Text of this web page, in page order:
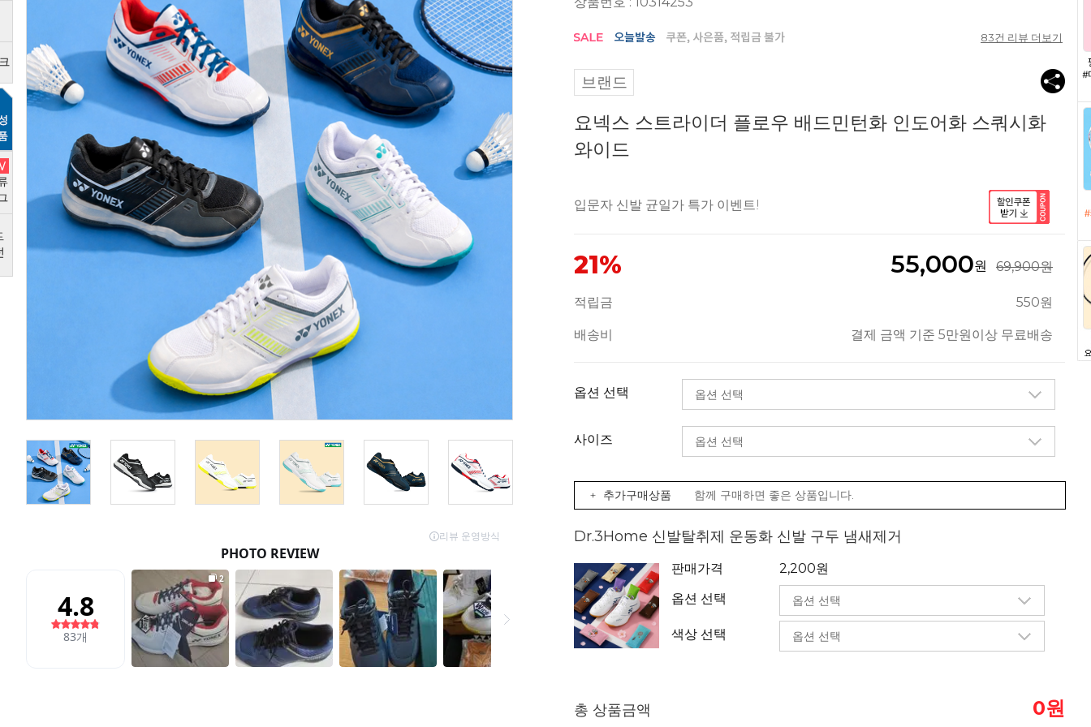
83건 리뷰 더보기
브랜드
요넥스 스트라이더 플로우 배드민턴화 인도어화 스쿼시화
와이드
입문자 신발 균일가 특가 이벤트!
21% 55,000원 69,900원
적립금 550원
배송비 결제 금액 기준 5만원이상 무료배송
옵션 선택
사이즈
+ 추가구매상품 함께 구매하면 좋은 상품입니다.
Dr.3Home 신발탈취제 운동화 신발 구두 냄새제거
판매가격
2,200원
옵션 선택
색상 선택
총 상품금액 0원